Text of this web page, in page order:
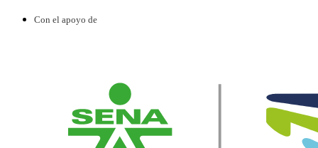
Con el apoyo de